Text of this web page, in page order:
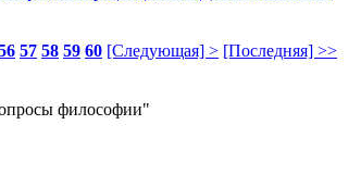
57 58 59 60 [Следующая] > [Последняя] >>
философии"